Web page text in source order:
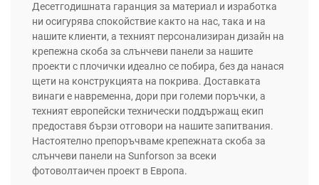
Десетгодишната гаранция за материал и изработка
ни осигурява спокойствие както на нас, така и на
нашите клиенти, а техният персонализиран дизайн на
крепежна скоба за слънчеви панели за нашите
проекти с плочички идеално се побира, без да нанася
щети на конструкцията на покрива. Доставката
винаги е навременна, дори при големи поръчки, а
техният европейски технически поддържащ екип
предоставя бързи отговори на нашите запитвания.
Настоятелно препоръчваме крепежната скоба за
слънчеви панели на Sunforson за всеки
фотоволтаичен проект в Европа.